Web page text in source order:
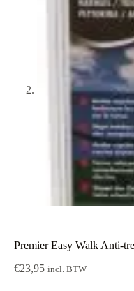
Premier Easy Walk Anti-
€23,95 incl. BTW